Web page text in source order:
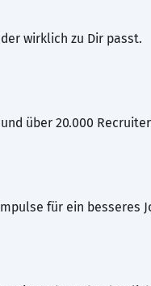
wirklich zu Dir passt.
über 20.000
für ein besseres